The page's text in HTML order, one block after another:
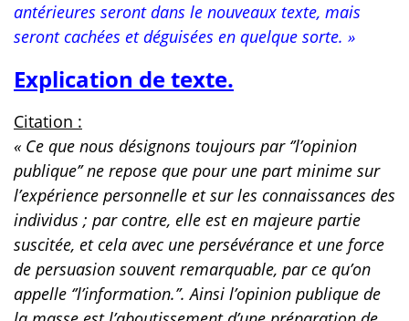
antérieures seront dans le nouveaux texte, mais
seront cachées et déguisées en quelque sorte. »
Explication de texte.
Citation :
« Ce que nous désignons toujours par ‘’l’opinion
publique’’ ne repose que pour une part minime sur
l’expérience personnelle et sur les connaissances des
individus ; par contre, elle est en majeure partie
suscitée, et cela avec une persévérance et une force
de persuasion souvent remarquable, par ce qu’on
appelle ‘’l’information.’’. Ainsi l’opinion publique de